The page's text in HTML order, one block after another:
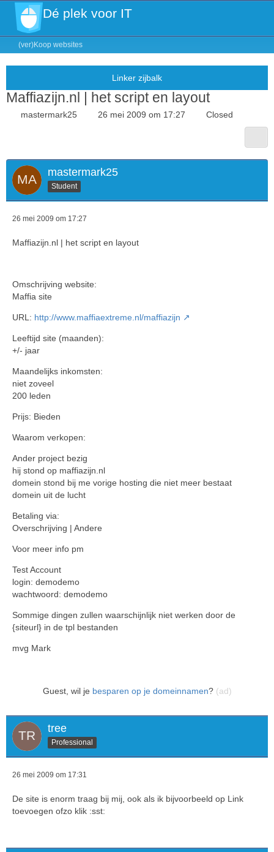
Dé plek voor IT
(ver)Koop websites
Maffiazijn.nl | het script en layout
mastermark25 26 mei 2009 om 17:27 Closed
mastermark25
Student
26 mei 2009 om 17:27
Maffiazijn.nl | het script en layout
Omschrijving website:
Maffia site
URL: http://www.maffiaextreme.nl/maffiazijn
Leeftijd site (maanden):
+/- jaar
Maandelijks inkomsten:
niet zoveel
200 leden
Prijs: Bieden
Waarom verkopen:
Ander project bezig
hij stond op maffiazijn.nl
domein stond bij me vorige hosting die niet meer bestaat
domein uit de lucht
Betaling via:
Overschrijving | Andere
Voor meer info pm
Test Account
login: demodemo
wachtwoord: demodemo
Sommige dingen zullen waarschijnlijk niet werken door de
{siteurl} in de tpl bestanden
mvg Mark
Guest, wil je besparen op je domeinnamen? (ad)
tree
Professional
26 mei 2009 om 17:31
De site is enorm traag bij mij, ook als ik bijvoorbeeld op Link
toevoegen ofzo klik :sst: